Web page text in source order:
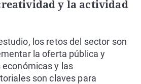
y la actividad
los retos del sector son
la oferta pública y
y las
son claves para